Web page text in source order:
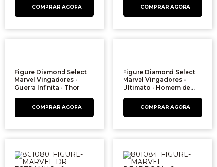
Figure Diamond Select
Marvel Vingadores -
Guerra Infinita - Thor
Figure Diamond Select
Marvel Vingadores -
Ultimato - Homem de